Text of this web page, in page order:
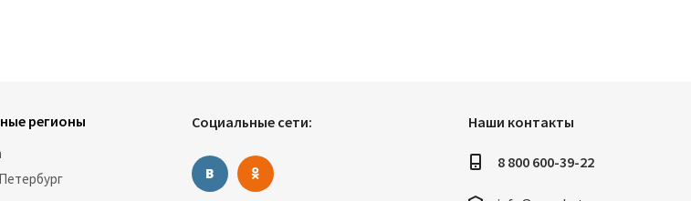
регионы Социальные сети: Наши контакты
8 800 600-39-22